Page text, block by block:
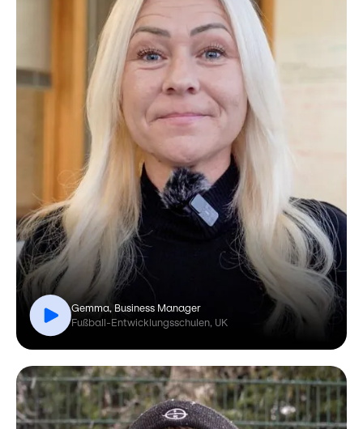
Gemma, Business Manager
Fußball-Entwicklungsschulen, UK